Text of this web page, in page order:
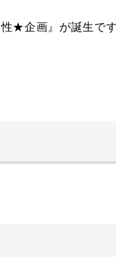
★企画』が誕生です